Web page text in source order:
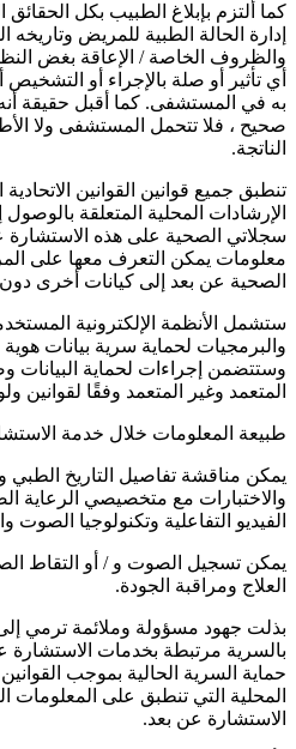
كما ألتزم بإبلاغ الطبيب بكل الحقائق
إدارة الحالة الطبية للمريض
والظروف الخاصة / الإعاقة بغض
أي تأثير أو صلة بالإجراء أو
به في المستشفى. كما أقبل حقيقة
صحيح ، فلا تتحمل المستشفى ولا
الناتجة.
تنطبق جميع قوانين القوانين
الإرشادات المحلية المتعلقة
سجلاتي الصحية على هذه
معلومات يمكن التعرف معها على
الصحية عن بعد إلى كيانات أخرى
ستشمل الأنظمة الإلكترونية
والبرمجيات لحماية سرية بيانات
وستتضمن إجراءات لحماية البيانات
المتعمد وغير المتعمد وفقًا لقوانين
طبيعة المعلومات خلال خدمة
يمكن مناقشة تفاصيل التاريخ الطبي
والاختبارات مع متخصيصي الرعاية
الفيديو التفاعلية وتكنولوجيا الصوت
يمكن تسجيل الصوت و / أو التقاط
العلاج ومراقبة الجودة.
بذلت جهود مسؤولة وملائمة ترمي
بالسرية مرتبطة بخدمات
حماية السرية الحالية بموجب القوانين
المحلية التي تنطبق على
الاستشارة عن بعد.